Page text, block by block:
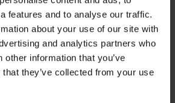
features and to analyse our traffic.
about your use of our site with
and analytics partners who
other information that you’ve
they’ve collected from your use
5